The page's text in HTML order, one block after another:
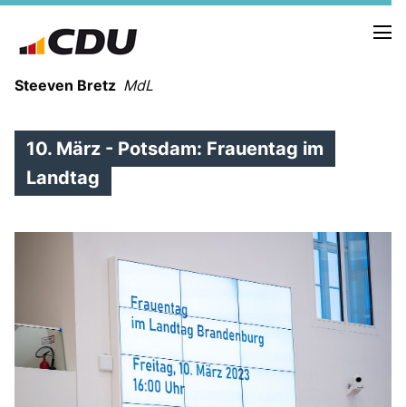
Steeven Bretz MdL
PRESSEFOTOS
MEIN BÜRGERBÜRO
MEIN WAHLKREIS
ZIELE
Redebeiträge
10. März - Potsdam: Frauentag im
Landtag